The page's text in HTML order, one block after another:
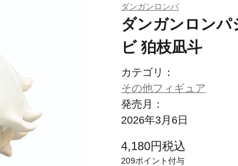
ダンガンロンパ
ダンガンロンパ
ビ 狛枝凪斗
カテゴリ：
その他フィギュア
発売月：
2026年3月6日
4,180円税込
209ポイント付与